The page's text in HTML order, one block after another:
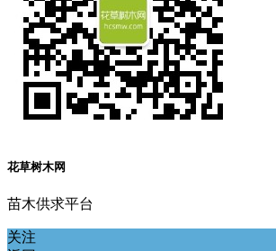
花草树木网
苗木供求平台
关注